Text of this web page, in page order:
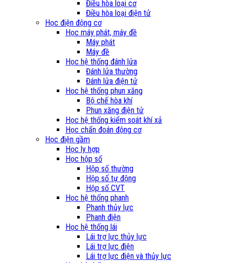
Điều hòa loại cơ
Điều hòa loại điện tử
Học điện động cơ
Học máy phát, máy đề
Máy phát
Máy đề
Học hệ thống đánh lửa
Đánh lửa thường
Đánh lửa điện tử
Học hệ thống phun xăng
Bộ chế hòa khí
Phun xăng điện tử
Học hệ thống kiểm soát khí xả
Học chẩn đoán động cơ
Học điện gầm
Học ly hợp
Học hộp số
Hộp số thường
Hộp số tự động
Hộp số CVT
Học hệ thống phanh
Phanh thủy lực
Phanh điện
Học hệ thống lái
Lái trợ lực thủy lực
Lái trợ lực điện
Lái trợ lực điện và thủy lực